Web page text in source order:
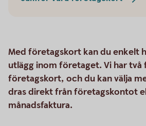
Med företagskort kan du enkelt
utlägg inom företaget. Vi har två
företagskort, och du kan välja
dras direkt från företagskontot
månadsfaktura.